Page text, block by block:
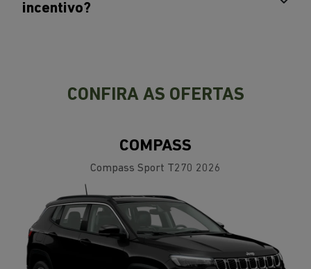
incentivo?
CONFIRA AS OFERTAS
COMPASS
Compass Sport T270 2026